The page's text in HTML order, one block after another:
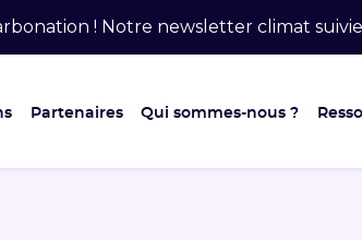
! Notre newsletter climat
Partenaires Qui sommes-nous ?